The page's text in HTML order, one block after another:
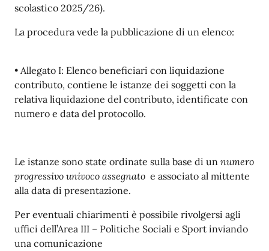
scolastico 2025/26).
La procedura vede la pubblicazione di un elenco:
• Allegato I: Elenco beneficiari con liquidazione
contributo, contiene le istanze dei soggetti con la
relativa liquidazione del contributo, identificate con
numero e data del protocollo.
Le istanze sono state ordinate sulla base di un numero
progressivo univoco assegnato e associato al mittente
alla data di presentazione.
Per eventuali chiarimenti è possibile rivolgersi agli
uffici dell’Area III – Politiche Sociali e Sport inviando
una comunicazione